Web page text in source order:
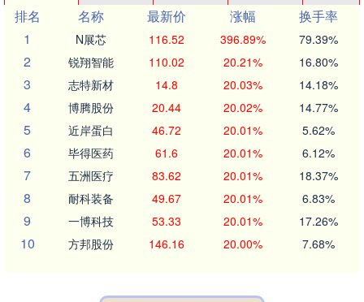
排名
名称 最新价 涨幅
换手率
1
N展芯 116.52 396.89% 79.39%
2 锐翔智能 110.02 20.21% 16.80%
3 志特新材 14.8 20.03% 14.18%
4 博腾股份 20.44 20.02% 14.77%
5 近岸蛋白 46.72 20.01% 5.62%
6 毕得医药 61.6 20.01% 6.12%
7 五洲医疗 83.62 20.01% 18.37%
8 耐科装备 49.67 20.01% 6.83%
9 一博科技 53.33 20.01% 17.26%
10 方邦股份 146.16 20.00% 7.68%